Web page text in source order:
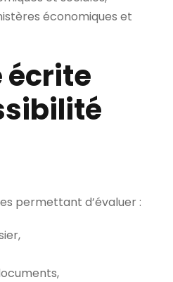
économiques et
écrite
permettant d’évaluer :